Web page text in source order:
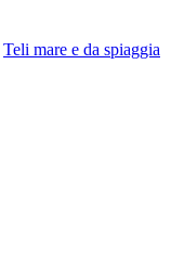
Teli mare e da spiaggia